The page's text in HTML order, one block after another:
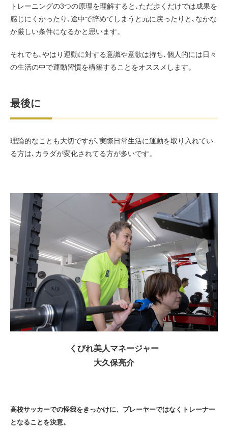
トレーニングの3つの原理を理解すると､ただ歩くだけでは成果を
感じにくかったり､途中で辞めてしまうと元に戻ったりと､なかな
か厳しい条件になるかと思います。
それでも､やはり運動に対する意識や意欲は持ち､個人的には日々
の生活の中で運動習慣を構築することをオススメします。
最後に
理論的なことも大切ですが､実際日常生活に運動を取り入れてい
る方は､カラダが変化されてる方が多いです。
くびれ美人マネージャー
大久保亮介
高校サッカーでの怪我をきっかけに、プレーヤーではなくトレーナー
となることを決意。